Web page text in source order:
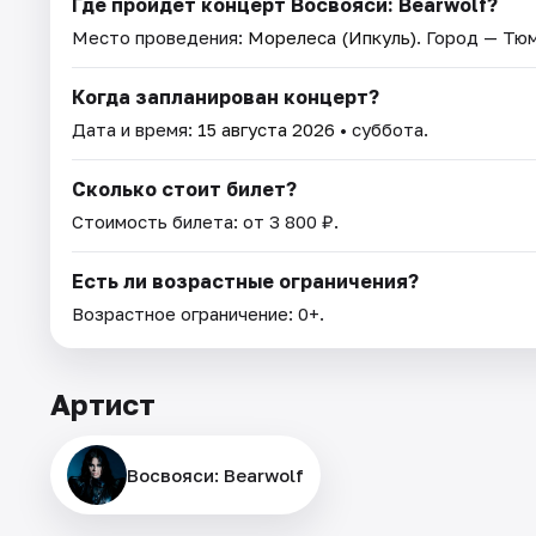
Где пройдет концерт Восвояси: Bearwolf?
Место проведения: Морелеса (Ипкуль). Город —
Когда запланирован концерт?
Дата и время: 15 августа 2026 • суббота.
Сколько стоит билет?
Стоимость билета: от 3 800 ₽.
Есть ли возрастные ограничения?
Возрастное ограничение: 0+.
Артист
Восвояси: Bearwolf